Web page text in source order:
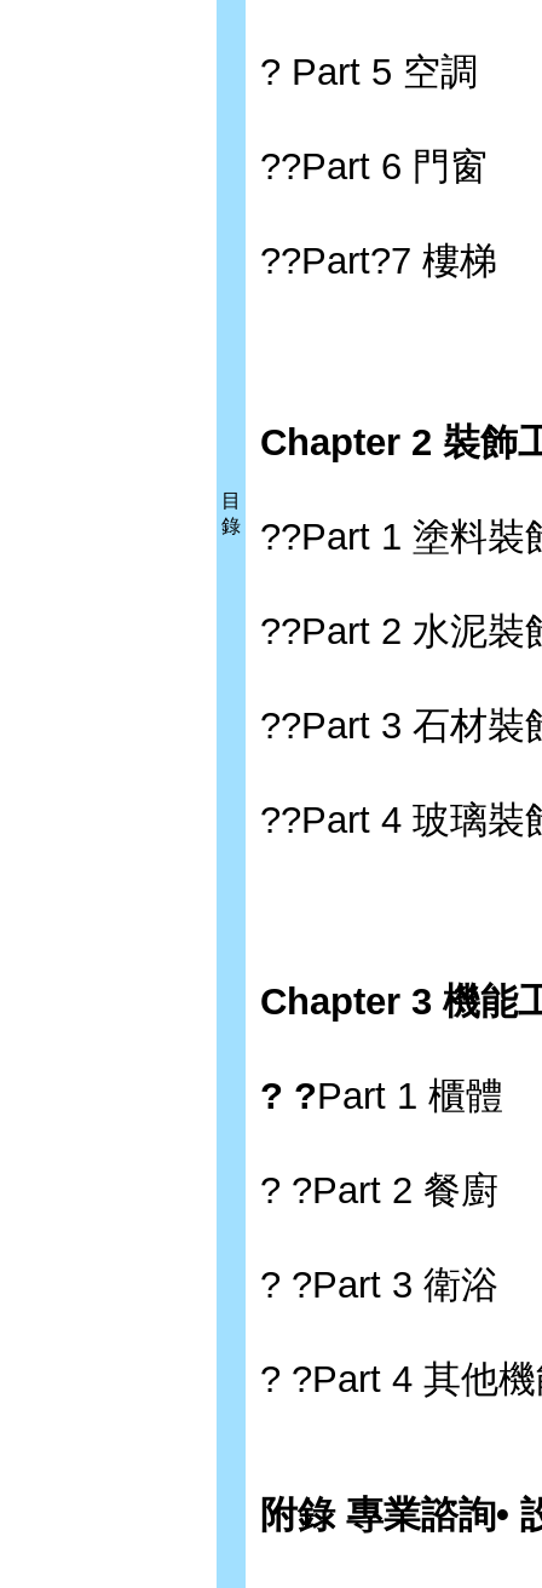
目
錄
? Part 5 空調
??Part 6 門窗
??Part?7 樓梯
Chapter 2 裝飾
??Part 1 塗料裝
??Part 2 水泥裝
??Part 3 石材裝
??Part 4 玻璃裝
Chapter 3 機能
? ?Part 1 櫃體
? ?Part 2 餐廚
? ?Part 3 衛浴
? ?Part 4 其他
附錄 專業諮詢•